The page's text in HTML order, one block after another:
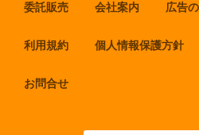
委託販売 会社案内 広告
利用規約 個人情報保護方針
お問合せ